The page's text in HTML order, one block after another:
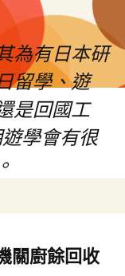
為有日本研
留學、遊
是回國工
學會有很
鍵
字:
關廚餘回收